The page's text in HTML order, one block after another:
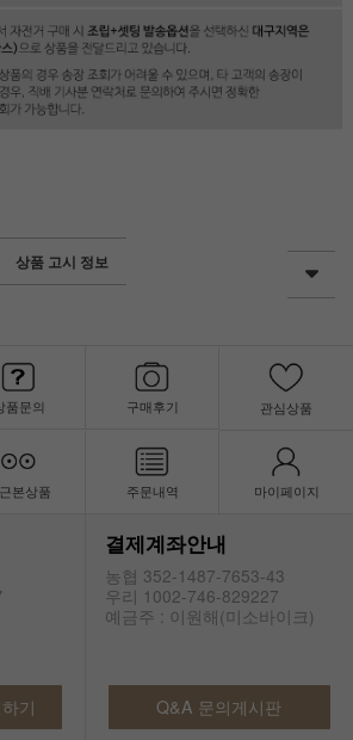
상품 고시 정보
품문의 구매후기 관심상품
본상품 주문내역 마이페이지
결제계좌안내
농협 352-1487-7653-43
우리 1002-746-829227
예금주 : 이원해(미소바이크)
기 Q&A 문의게시판